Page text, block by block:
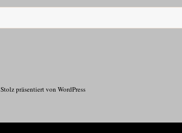
Stolz präsentiert von WordPress